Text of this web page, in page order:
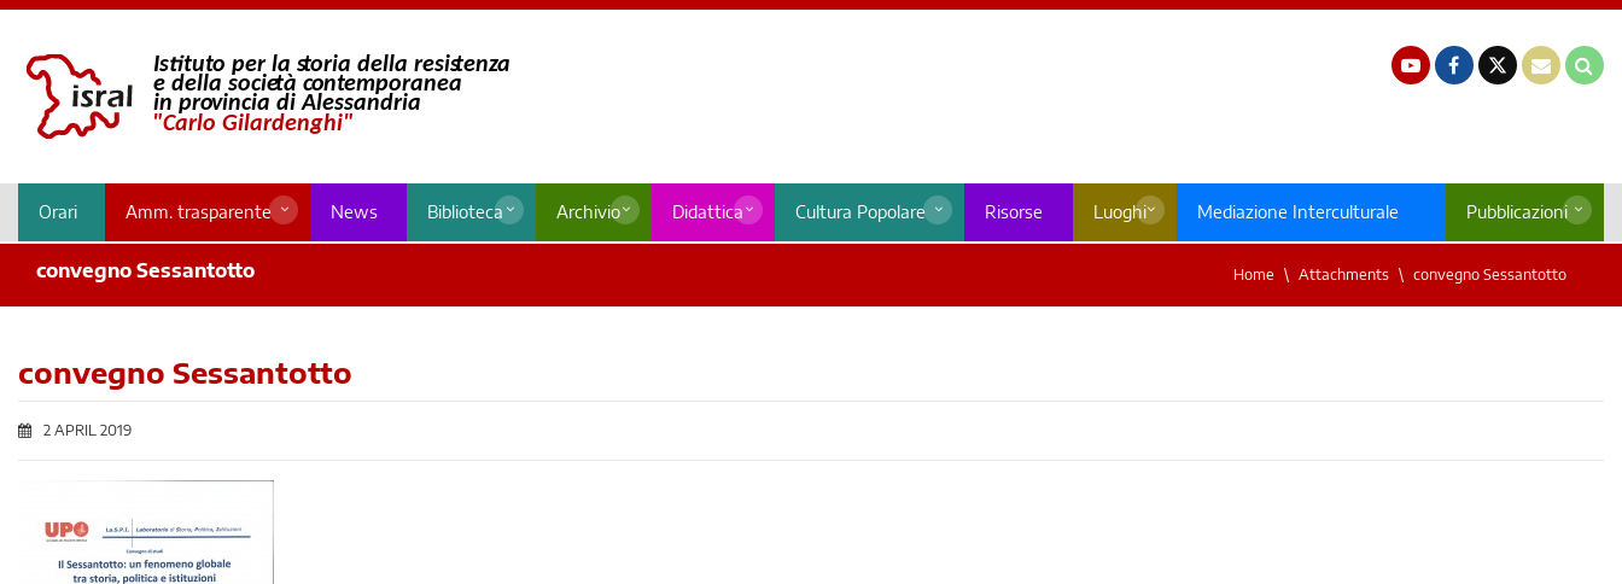
Orari Amm. trasparente News Biblioteca Archivio Didattica Cultura Popolare Risorse Luoghi Mediazione Interculturale Pubblicazioni
convegno Sessantotto Home Attachments convegno Sessantotto
convegno Sessantotto
2 APRIL 2019